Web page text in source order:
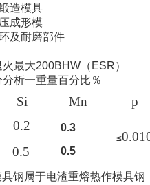
造模具
成形模
及耐磨部件
最大200BHW（ESR）
析一重量百分比 ％
Si Mn p
0.2
0.5
0.3
0.5
≤
具钢属于电渣重熔热作模具